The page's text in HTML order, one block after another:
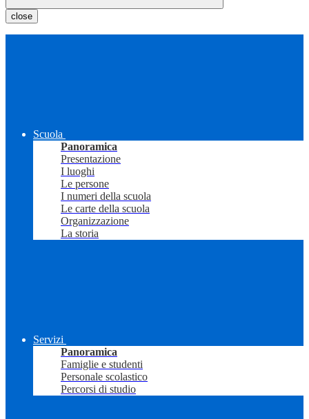
close
Scuola
Panoramica
Presentazione
I luoghi
Le persone
I numeri della scuola
Le carte della scuola
Organizzazione
La storia
Servizi
Panoramica
Famiglie e studenti
Personale scolastico
Percorsi di studio